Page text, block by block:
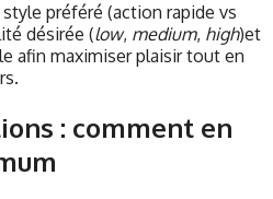
préféré (action rapide vs
désirée (low, medium, high)​et
afin maximiser plaisir tout en
: comment en